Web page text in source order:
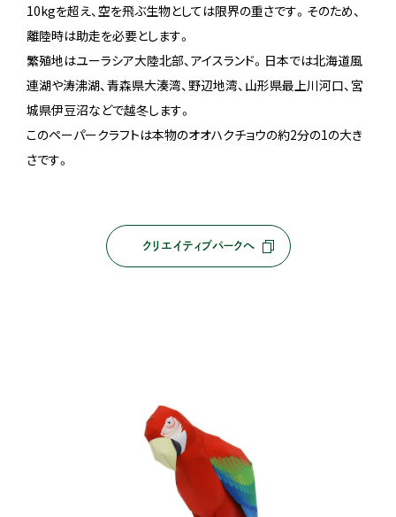
10kgを超え、空を飛ぶ生物としては限界の重さです。そのため、
離陸時は助走を必要とします。
繁殖地はユーラシア大陸北部、アイスランド。日本では北海道風
連湖や涛沸湖、青森県大湊湾、野辺地湾、山形県最上川河口、宮
城県伊豆沼などで越冬します。
このペーパークラフトは本物のオオハクチョウの約2分の1の大き
さです。
クリエイティブパークへ